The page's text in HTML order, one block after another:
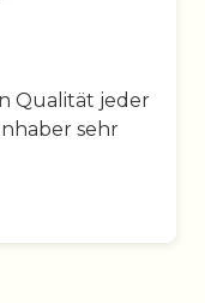
Qualität jeder
sehr